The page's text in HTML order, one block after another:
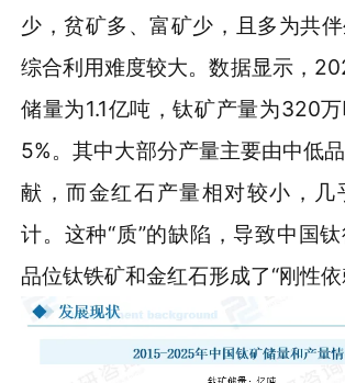
少，贫矿多、富矿少，且多为共伴
综合利用难度较大。数据显示，
储量为1.1亿吨，钛矿产量为320
5%。其中大部分产量主要由中低
献，而金红石产量相对较小，几
计。这种“质”的缺陷，导致中国
品位钛铁矿和金红石形成了“刚性依